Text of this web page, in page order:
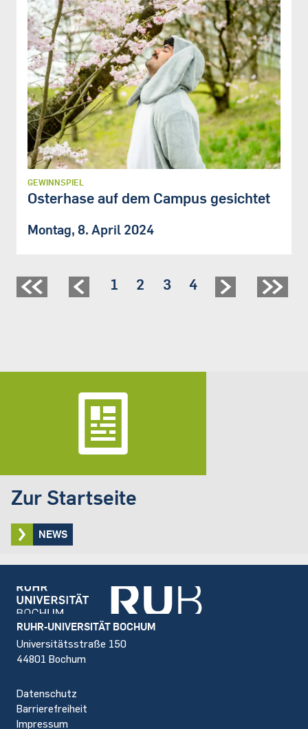
GEWINNSPIEL
Osterhase auf dem Campus gesichtet
Montag, 8. April 2024
Seitennummerierung
Seite
1 Seite
2 Seite
3 Seite
4
Zur Startseite
NEWS
Footer
RUHR-UNIVERSITÄT BOCHUM
Universitätsstraße 150
44801 Bochum
Datenschutz
Barrierefreiheit
Impressum